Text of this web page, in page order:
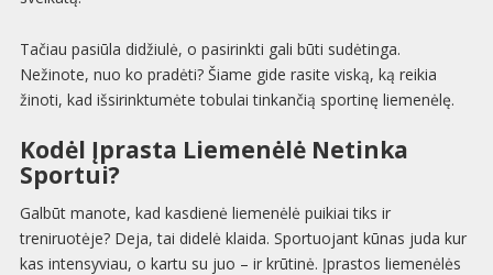
Tačiau pasiūla didžiulė, o pasirinkti gali būti sudėtinga.
Nežinote, nuo ko pradėti? Šiame gide rasite viską, ką reikia
žinoti, kad išsirinktumėte tobulai tinkančią sportinę liemenėlę.
Kodėl Įprasta Liemenėlė Netinka
Sportui?
Galbūt manote, kad kasdienė liemenėlė puikiai tiks ir
treniruotėje? Deja, tai didelė klaida. Sportuojant kūnas juda kur
kas intensyviau, o kartu su juo – ir krūtinė. Įprastos liemenėlės